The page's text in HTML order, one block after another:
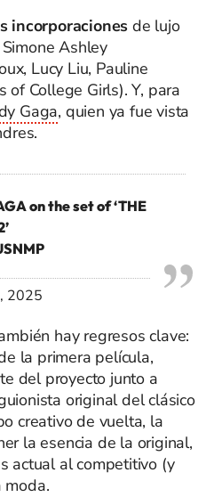
incorporaciones de lujo
Ashley
Lucy Liu, Pauline
of College Girls). Y, para
Gaga, quien ya fue vista
on the set of ‘THE
2025
hay regresos clave:
la primera película,
del proyecto junto a
original del clásico
creativo de vuelta, la
la esencia de la original,
actual al competitivo (y
moda.